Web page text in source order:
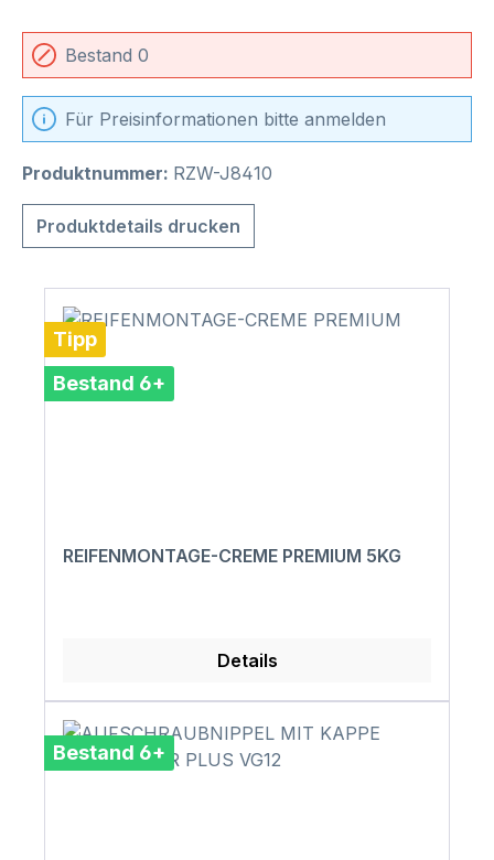
Bestand 0
Für Preisinformationen bitte anmelden
Produktnummer: RZW-J8410
Produktdetails drucken
Tipp
Bestand 6+
REIFENMONTAGE-CREME PREMIUM 5KG
Details
Bestand 6+